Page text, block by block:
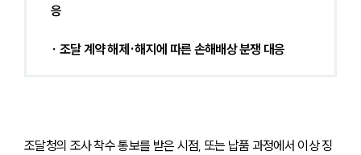
응
∙ 조달 계약 해제·해지에 따른 손해배상 분쟁 대응
조달청의 조사 착수 통보를 받은 시점, 또는 납품 과정에서 이상 징